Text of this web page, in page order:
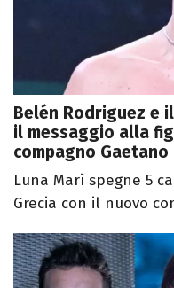
Belén Rodriguez e
il messaggio alla
compagno Gaetano
Luna Marì spegne 5
Grecia con il nuovo